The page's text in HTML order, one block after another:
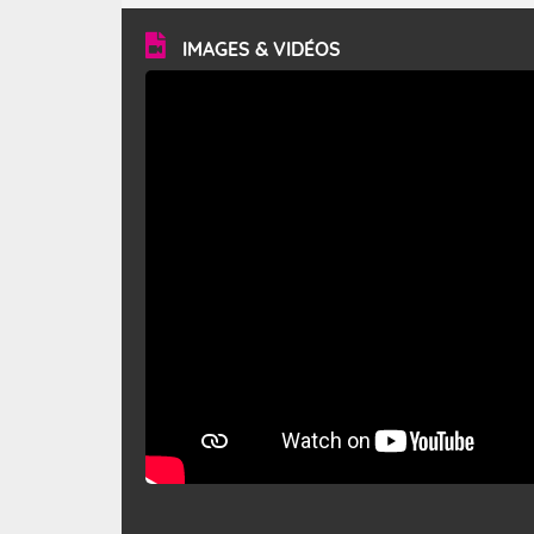
vitesse moyenne de 50 km/h et atteindre 80 à 100 km/h
en rafales, parfois davantage. Il parcourt la basse vallée
du Rhône et la Provence et envahit le littoral
méditerranéen à partir de la Camargue.
IMAGES & VIDÉOS